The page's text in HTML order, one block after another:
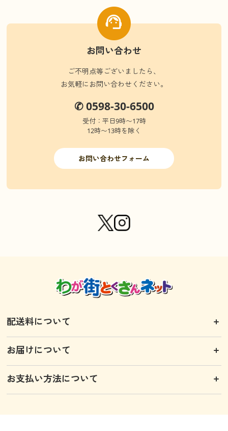
お問い合わせ
ご不明点等ございましたら、
お気軽にお問い合わせください。
✆ 0598-30-6500
受付：平日9時〜17時
12時〜13時を除く
お問い合わせフォーム
配送料について
お届けについて
お支払い方法について